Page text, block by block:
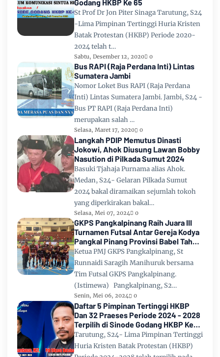
Godang HKBP Ke 65
St Prof Dr Jon Piter Sinaga Tarutung, S24
-Lima Pimpinan Tertinggi Huria Kristen
Batak Protestan (HKBP) Periode 2020-
2024 telah t…
Sabtu, Desember 12, 2020 0
Bus RAPI (Raja Perdana Inti) Lintas
Sumatera Jambi
Nomor Loket Bus RAPI (Raja Perdana
Inti) Lintas Sumatera Jambi. Jambi, S24 -
Bus PT RAPI (Raja Perdana Inti)
merupakan salah …
Selasa, Maret 17, 2020 0
Langkah PDIP Memutus Dinasti
Jokowi, Ahok Diusung Lawan Bobby
Nasution di Pilkada Sumut 2024
Basuki Tjahaja Purnama alias Ahok.
Medan, S24- Gelaran Pilkada Sumut
2024 bakal diramaikan sejumlah tokoh
yang diperkirakan bakal…
Selasa, Mei 07, 2024 0
GKPS Pangkalpinang Raih Juara III
Turnamen Futsal Antar Gereja Kodya
Pangkal Pinang Provinsi Babel Tahun
2024
Ketua PMJ GKPS Pangkalpinang, St
Runnaidi Saragih Manihuruk bersama
Tim Futsal GKPS Pangkalpinang.
(Istimewa) Pangkalpinang, S2…
Senin, Mei 06, 2024 0
Daftar 5 Pimpinan Tertinggi HKBP
Dan 32 Praeses Periode 2024 - 2028
Terpilih di Sinode Godang HKBP Ke
67 Tahun 2024
Tarutung, S24- Lima Pimpinan Tertinggi
Huria Kristen Batak Protestan (HKBP)